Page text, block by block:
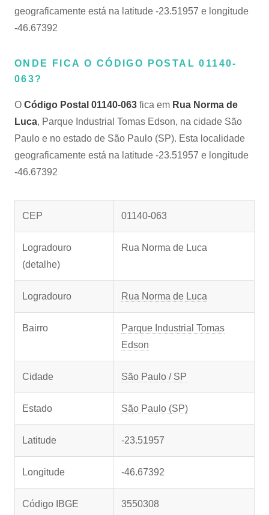
geograficamente está na latitude -23.51957 e longitude
-46.67392
ONDE FICA O CÓDIGO POSTAL 01140-
063?
O Código Postal 01140-063 fica em Rua Norma de
Luca, Parque Industrial Tomas Edson, na cidade São
Paulo e no estado de São Paulo (SP). Esta localidade
geograficamente está na latitude -23.51957 e longitude
-46.67392
CEP 01140-063
Logradouro
(detalhe)
Rua Norma de Luca
Logradouro Rua Norma de Luca
Bairro
Parque Industrial Tomas
Edson
Cidade São Paulo / SP
Estado São Paulo (SP)
Latitude -23.51957
Longitude -46.67392
Código IBGE
3550308